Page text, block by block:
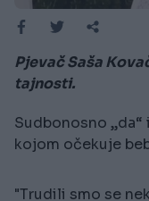
Pjevač Saša
tajnosti.
Sudbonosno
kojom očekuje
"Trudili smo se